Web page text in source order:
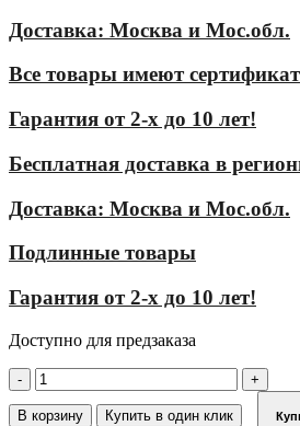
Доставка: Москва и Мос.обл.
Все товары имеют сертификат
Гарантия от 2-х до 10 лет!
Бесплатная доставка в
Доставка: Москва и Мос.обл.
Подлинные товары
Гарантия от 2-х до 10 лет!
Доступно для предзаказа
Количество
товара
Поручень
В корзину Купить в один клик